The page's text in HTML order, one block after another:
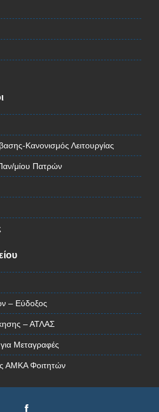
Κανονισμός Λειτουργίας
μίου Πατρών
– Εύδοξος
– ΑΤΛΑΣ
Μεταγραφές
ΑΜΚΑ Φοιτητών